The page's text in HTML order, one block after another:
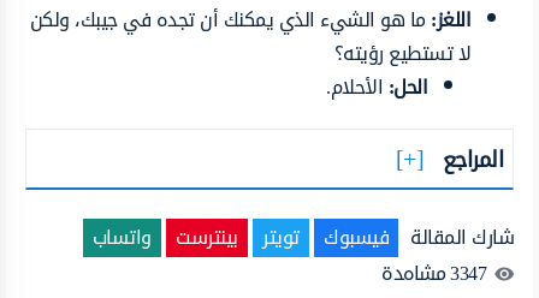
اللغز:ما هو الشيء الذي يمكنك أن تجده في جيبك، ولكن
لا تستطيع رؤيته؟
الحل: الأحلام.
المراجع
شارك المقالة فيسبوك تويتر بينترست
واتساب
3347مشاهدة